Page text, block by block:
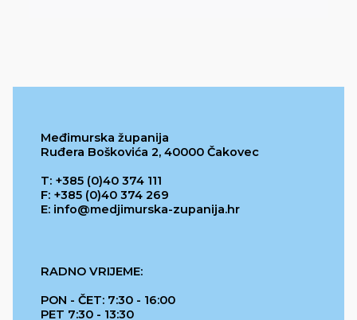
Međimurska županija
Ruđera Boškovića 2, 40000 Čakovec
T: +385 (0)40 374 111
F: +385 (0)40 374 269
E: info@medjimurska-zupanija.hr
RADNO VRIJEME:
PON - ČET: 7:30 - 16:00
PET 7:30 - 13:30